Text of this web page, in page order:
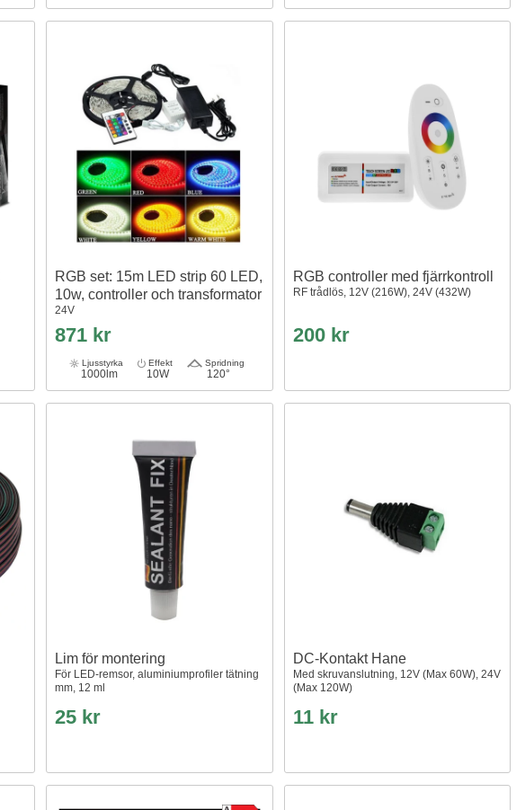
RGB set: 15m LED strip 60 LED,
10w, controller och transformator
24V
871 kr
Ljusstyrka
1000lm
Effekt
10W
Spridning
120°
RGB controller med fjärrkontroll
RF trådlös, 12V (216W), 24V (432W)
200 kr
Lim för montering
För LED-remsor, aluminiumprofiler tätning
mm, 12 ml
25 kr
DC-Kontakt Hane
Med skruvanslutning, 12V (Max 60W), 24V
(Max 120W)
11 kr